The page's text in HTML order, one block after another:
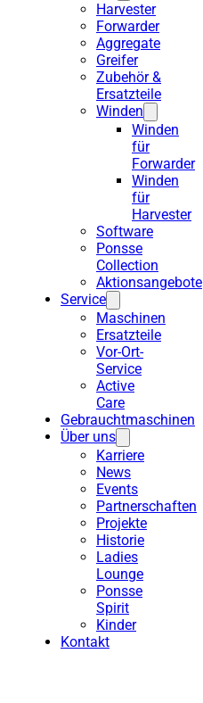
Harvester
Forwarder
Aggregate
Greifer
Zubehör &
Ersatzteile
Winden
Winden
für
Forwarder
Winden
für
Harvester
Software
Ponsse
Collection
Aktionsangebote
Service
Maschinen
Ersatzteile
Vor-Ort-
Service
Active
Care
Gebrauchtmaschinen
Über uns
Karriere
News
Events
Partnerschaften
Projekte
Historie
Ladies
Lounge
Ponsse
Spirit
Kinder
Kontakt